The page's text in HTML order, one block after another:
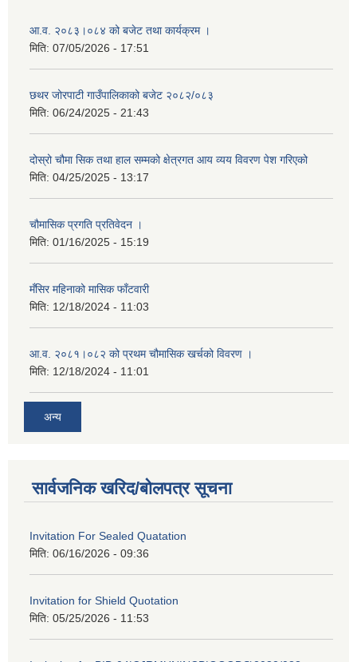
आ.व. २०८३।०८४ को बजेट तथा कार्यक्रम ।
मिति: 07/05/2026 - 17:51
छथर जोरपाटी गाउँपालिकाको बजेट २०८२/०८३
मिति: 06/24/2025 - 21:43
दोस्रो चौमा सिक तथा हाल सम्मको क्षेत्रगत आय व्यय विवरण पेश गरिएको
मिति: 04/25/2025 - 13:17
चौमासिक प्रगति प्रतिवेदन ।
मिति: 01/16/2025 - 15:19
मँसिर महिनाको मासिक फाँटवारी
मिति: 12/18/2024 - 11:03
आ.व. २०८१।०८२ को प्रथम चौमासिक खर्चको विवरण ।
मिति: 12/18/2024 - 11:01
अन्य
सार्वजनिक खरिद/बोलपत्र सूचना
Invitation For Sealed Quatation
मिति: 06/16/2026 - 09:36
Invitation for Shield Quotation
मिति: 05/25/2026 - 11:53